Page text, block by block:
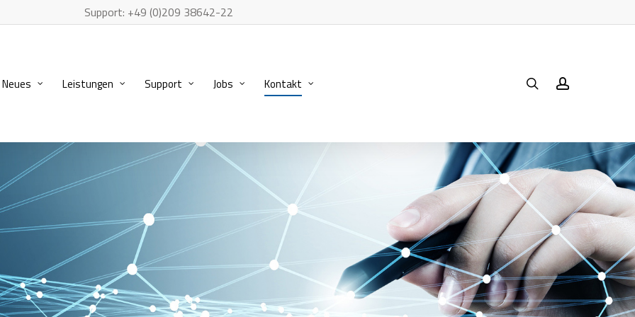
Support: +49 (0)209 38642-22
Neues Leistungen Support Jobs Kontakt searchaccount